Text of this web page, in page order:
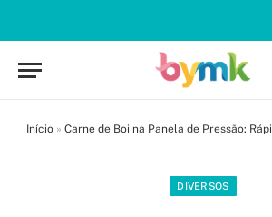
Início» Carne de Boi na Panela de Pressão:
DIVERSOS